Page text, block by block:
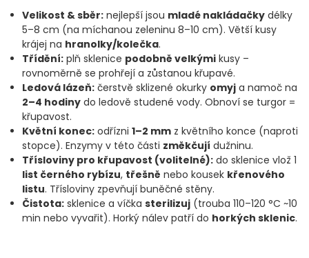
Velikost & sběr: nejlepší jsou mladé nakládačky délky
5–8 cm (na míchanou zeleninu 8–10 cm). Větší kusy
krájej na hranolky/kolečka.
Třídění: plň sklenice podobně velkými kusy –
rovnoměrně se prohřejí a zůstanou křupavé.
Ledová lázeň: čerstvě sklizené okurky omyj a namoč na
2–4 hodiny do ledově studené vody. Obnoví se turgor =
křupavost.
Květní konec: odřízni 1–2 mm z květního konce (naproti
stopce). Enzymy v této části změkčují dužninu.
Třísloviny pro křupavost (volitelné): do sklenice vlož 1
list černého rybízu, třešně nebo kousek křenového
listu. Třísloviny zpevňují buněčné stěny.
Čistota: sklenice a víčka sterilizuj (trouba 110–120 °C ~10
min nebo vyvařit). Horký nálev patří do horkých sklenic.